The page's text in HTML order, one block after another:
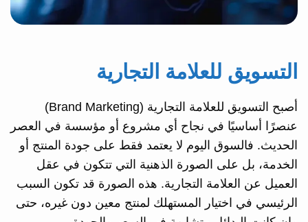
التسويق للعلامة التجارية
أصبح التسويق للعلامة التجارية (Brand Marketing)
عنصرًا أساسيًا في نجاح أي مشروع أو مؤسسة في العصر
الحديث. فالسوق اليوم لا يعتمد فقط على جودة المنتج أو
الخدمة، بل على الصورة الذهنية التي تتكون في عقل
العميل عن العلامة التجارية. هذه الصورة قد تكون السبب
الرئيسي في اختيار المستهلك لمنتج معين دون غيره، حتى